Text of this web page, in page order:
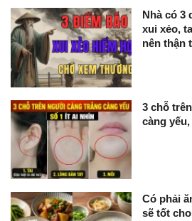
Nhà có 3
xui xẻo,
nên thận
3 chỗ
càng
Có phải
sẽ tốt